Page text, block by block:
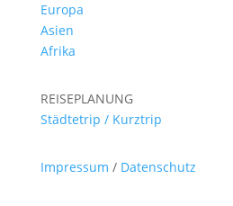
Europa
Asien
Afrika
REISEPLANUNG
Städtetrip / Kurztrip
Impressum / Datenschutz